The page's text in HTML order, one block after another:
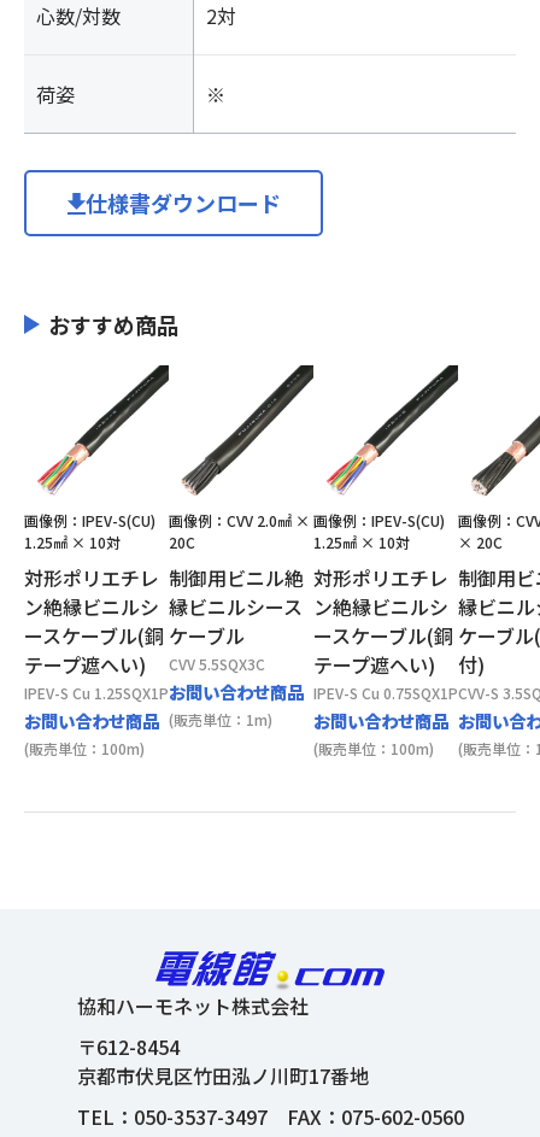
心数/対数 2対
荷姿 ※
仕様書ダウンロード
おすすめ商品
画像例：IPEV-S(CU)
1.25㎟ × 10対
対形ポリエチレ
ン絶縁ビニルシ
ースケーブル(銅
テープ遮へい)
IPEV-S Cu 1.25SQX1P
お問い合わせ商品
(販売単位：100m)
画像例：CVV 2.0㎟ ×
20C
制御用ビニル絶
縁ビニルシース
ケーブル
CVV 5.5SQX3C
お問い合わせ商品
(販売単位：1m)
画像例：IPEV-S(CU)
1.25㎟ × 10対
対形ポリエチレ
ン絶縁ビニルシ
ースケーブル(銅
テープ遮へい)
IPEV-S Cu 0.75SQX1P
お問い合わせ商品
(販売単位：100m)
画像例：
× 20C
制御用
縁ビニ
ケーブ
付)
CVV-S
お問い合
(販売単位：
協和ハーモネット株式会社
〒612-8454
京都市伏見区竹田泓ノ川町17番地
TEL： 050-3537-3497FAX：075-602-0560